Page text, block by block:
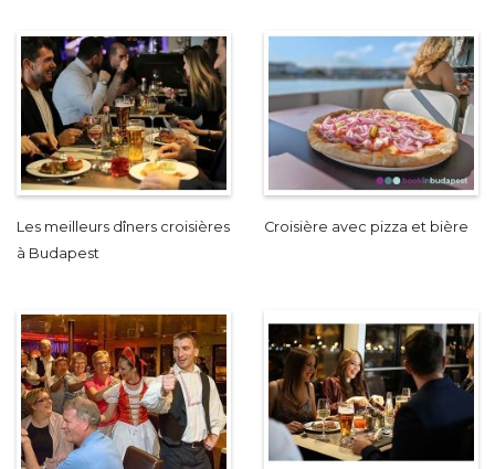
Les meilleurs dîners croisières
à Budapest
Croisière avec pizza et bière